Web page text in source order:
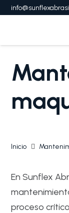
Inicio
En Sunflex
proceso